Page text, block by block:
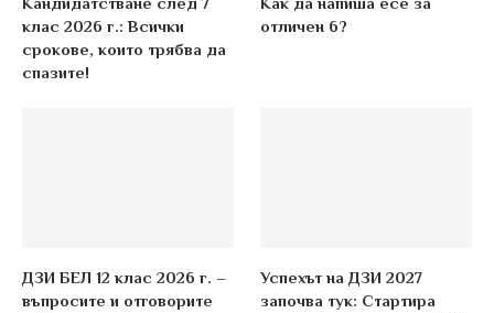
клас 2026 г.: Всички
срокове, които трябва да
спазите!
отличен 6?
ДЗИ БЕЛ 12 клас 2026 г. –
въпросите и отговорите
Успехът на ДЗИ 2027
започва тук: Стартира